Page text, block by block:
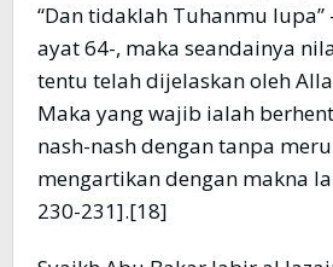
“Dan tidaklah Tuhanmu lupa”
ayat 64-, maka seandainya
tentu telah dijelaskan oleh
Maka yang wajib ialah
nash-nash dengan tanpa
mengartikan dengan makna
230-231].[18]